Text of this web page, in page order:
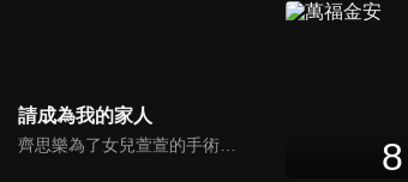
請成為我的家人
齊思樂為了女兒萱萱的手術費，需要拿下茂林策劃案訂單，苦纏茂林老闆宋皓宇。而宋皓宇也在帶兒子辰辰挑選生日禮物時，發現齊思樂身上有一枚和辰辰一樣的胸針。宋皓宇通過胸針的線索，逐漸確認了萱萱和辰辰的關係。為了能讓兩個孩子有圓滿的家庭，宋皓宇向齊思樂提出求婚，兩人自此走入前途未卜的婚姻。 8